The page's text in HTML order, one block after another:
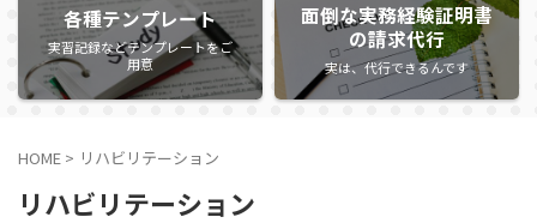
各種テンプレート
実習記録などテンプレートをご
用意
面倒な実務経験証明書
の請求代行
実は、代行できるんです
HOME > リハビリテーション
リハビリテーション